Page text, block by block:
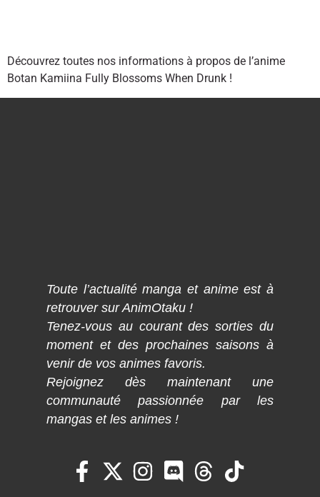
Découvrez toutes nos informations à propos de l’anime
Botan Kamiina Fully Blossoms When Drunk !
Toute l’actualité manga et anime est à
retrouver sur AnimOtaku !
Tenez-vous au courant des sorties du
moment et des prochaines saisons à
venir de vos animes favoris.
Rejoignez dès maintenant une
communauté passionnée par les
mangas et les animes !